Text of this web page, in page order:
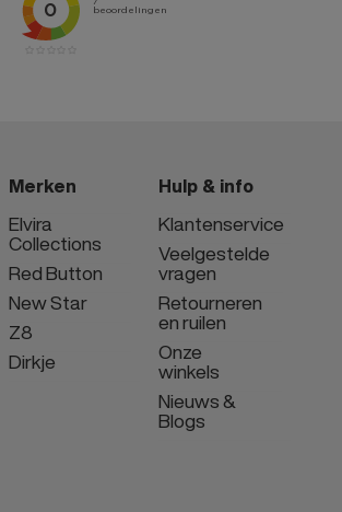
Merken
Elvira
Collections
Red Button
New Star
Z8
Dirkje
Hulp & info
Klantenservice
Veelgestelde
vragen
Retourneren
en ruilen
Onze
winkels
Nieuws &
Blogs